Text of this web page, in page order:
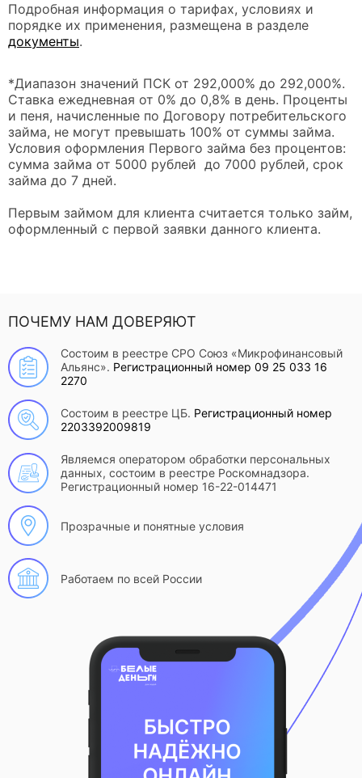
Подробная информация о тарифах, условиях и
порядке их применения, размещена в разделе
документы.
*Диапазон значений ПСК от 292,000% до 292,000%.
Ставка ежедневная от 0% до 0,8% в день. Проценты
и пеня, начисленные по Договору потребительского
займа, не могут превышать 100% от суммы займа.
Условия оформления Первого займа без процентов:
сумма займа от 5000 рублей до 7000 рублей, срок
займа до 7 дней.
Первым займом для клиента считается только займ,
оформленный с первой заявки данного клиента.
ПОЧЕМУ НАМ ДОВЕРЯЮТ
Состоим в реестре СРО Союз «Микрофинансовый
Альянс». Регистрационный номер 09 25 033 16
2270
Состоим в реестре ЦБ. Регистрационный номер
2203392009819
Являемся оператором обработки персональных
данных, состоим в реестре Роскомнадзора.
Регистрационный номер 16-22-014471
Прозрачные и понятные условия
Работаем по всей России